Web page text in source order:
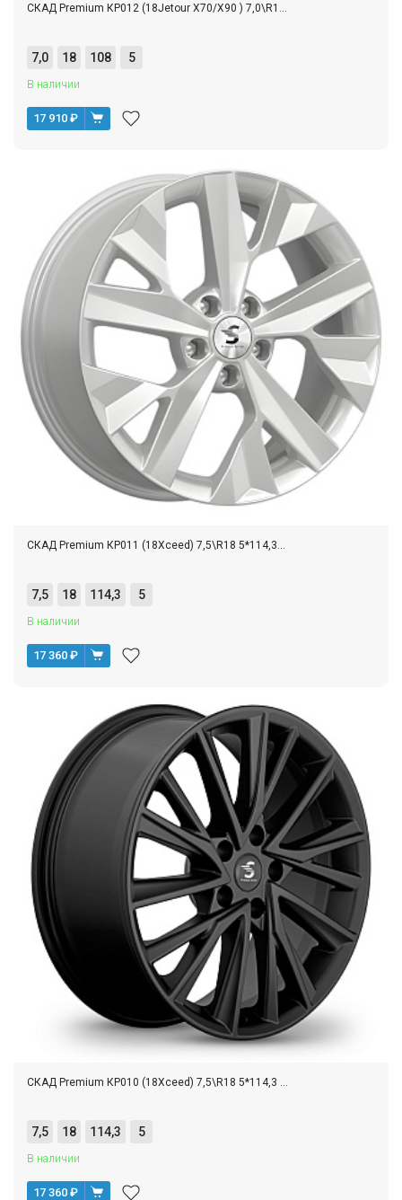
СКАД Premium КР012 (18Jetour X70/X90 ) 7,0\R1...
7,0 18 108 5
В наличии
17 910 ₽
СКАД Premium КР011 (18Xceed) 7,5\R18 5*114,3...
7,5 18 114,3 5
В наличии
17 360 ₽
СКАД Premium КР010 (18Xceed) 7,5\R18 5*114,3 ...
7,5 18 114,3 5
В наличии
17 360 ₽